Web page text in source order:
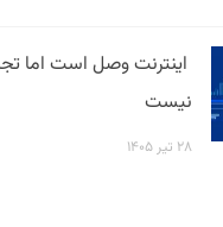
اینترنت وصل است اما
نیست
۲۸ تیر ۱۴۰۵